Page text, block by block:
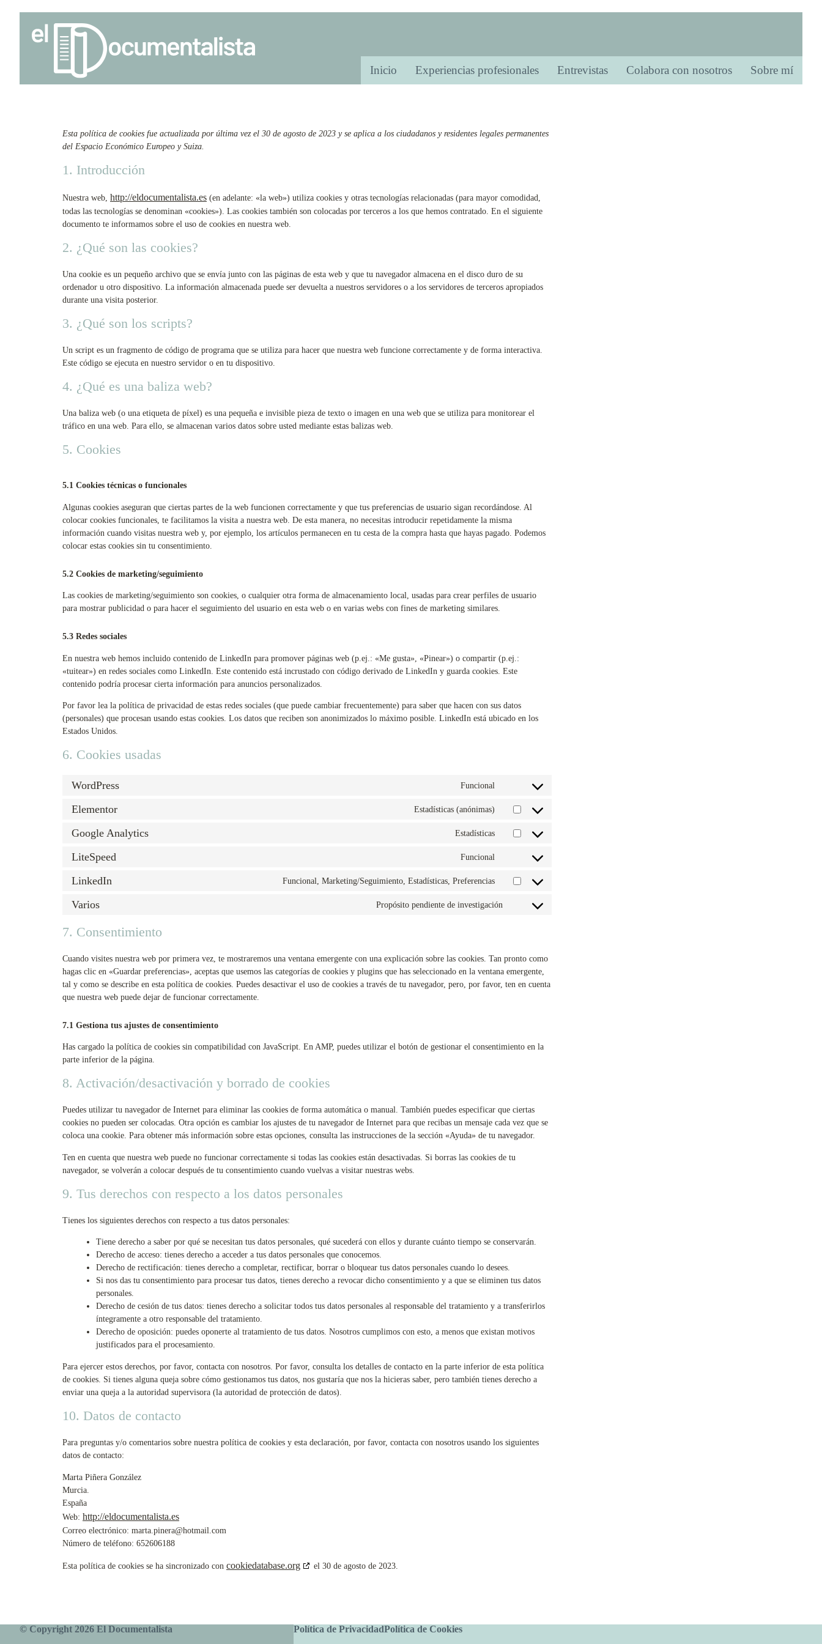
Inicio Experiencias profesionales Entrevistas Colabora con nosotros Sobre mí
Esta política de cookies fue actualizada por última vez el 30 de agosto de 2023 y se aplica a los ciudadanos y residentes legales permanentes
del Espacio Económico Europeo y Suiza.
1. Introducción
Nuestra web, http://eldocumentalista.es (en adelante: «la web») utiliza cookies y otras tecnologías relacionadas (para mayor comodidad,
todas las tecnologías se denominan «cookies»). Las cookies también son colocadas por terceros a los que hemos contratado. En el siguiente
documento te informamos sobre el uso de cookies en nuestra web.
2. ¿Qué son las cookies?
Una cookie es un pequeño archivo que se envía junto con las páginas de esta web y que tu navegador almacena en el disco duro de su
ordenador u otro dispositivo. La información almacenada puede ser devuelta a nuestros servidores o a los servidores de terceros apropiados
durante una visita posterior.
3. ¿Qué son los scripts?
Un script es un fragmento de código de programa que se utiliza para hacer que nuestra web funcione correctamente y de forma interactiva.
Este código se ejecuta en nuestro servidor o en tu dispositivo.
4. ¿Qué es una baliza web?
Una baliza web (o una etiqueta de píxel) es una pequeña e invisible pieza de texto o imagen en una web que se utiliza para monitorear el
tráfico en una web. Para ello, se almacenan varios datos sobre usted mediante estas balizas web.
5. Cookies
5.1 Cookies técnicas o funcionales
Algunas cookies aseguran que ciertas partes de la web funcionen correctamente y que tus preferencias de usuario sigan recordándose. Al
colocar cookies funcionales, te facilitamos la visita a nuestra web. De esta manera, no necesitas introducir repetidamente la misma
información cuando visitas nuestra web y, por ejemplo, los artículos permanecen en tu cesta de la compra hasta que hayas pagado. Podemos
colocar estas cookies sin tu consentimiento.
5.2 Cookies de marketing/seguimiento
Las cookies de marketing/seguimiento son cookies, o cualquier otra forma de almacenamiento local, usadas para crear perfiles de usuario
para mostrar publicidad o para hacer el seguimiento del usuario en esta web o en varias webs con fines de marketing similares.
5.3 Redes sociales
En nuestra web hemos incluido contenido de LinkedIn para promover páginas web (p.ej.: «Me gusta», «Pinear») o compartir (p.ej.:
«tuitear») en redes sociales como LinkedIn. Este contenido está incrustado con código derivado de LinkedIn y guarda cookies. Este
contenido podría procesar cierta información para anuncios personalizados.
Por favor lea la política de privacidad de estas redes sociales (que puede cambiar frecuentemente) para saber que hacen con sus datos
(personales) que procesan usando estas cookies. Los datos que reciben son anonimizados lo máximo posible. LinkedIn está ubicado en los
Estados Unidos.
6. Cookies usadas
WordPress Funcional
Elementor Estadísticas (anónimas)
Google Analytics Estadísticas
LiteSpeed Funcional
LinkedIn Funcional, Marketing/Seguimiento, Estadísticas, Preferencias
Varios Propósito pendiente de investigación
7. Consentimiento
Cuando visites nuestra web por primera vez, te mostraremos una ventana emergente con una explicación sobre las cookies. Tan pronto como
hagas clic en «Guardar preferencias», aceptas que usemos las categorías de cookies y plugins que has seleccionado en la ventana emergente,
tal y como se describe en esta política de cookies. Puedes desactivar el uso de cookies a través de tu navegador, pero, por favor, ten en cuenta
que nuestra web puede dejar de funcionar correctamente.
7.1 Gestiona tus ajustes de consentimiento
Has cargado la política de cookies sin compatibilidad con JavaScript. En AMP, puedes utilizar el botón de gestionar el consentimiento en la
parte inferior de la página.
8. Activación/desactivación y borrado de cookies
Puedes utilizar tu navegador de Internet para eliminar las cookies de forma automática o manual. También puedes especificar que ciertas
cookies no pueden ser colocadas. Otra opción es cambiar los ajustes de tu navegador de Internet para que recibas un mensaje cada vez que se
coloca una cookie. Para obtener más información sobre estas opciones, consulta las instrucciones de la sección «Ayuda» de tu navegador.
Ten en cuenta que nuestra web puede no funcionar correctamente si todas las cookies están desactivadas. Si borras las cookies de tu
navegador, se volverán a colocar después de tu consentimiento cuando vuelvas a visitar nuestras webs.
9. Tus derechos con respecto a los datos personales
Tienes los siguientes derechos con respecto a tus datos personales:
Tiene derecho a saber por qué se necesitan tus datos personales, qué sucederá con ellos y durante cuánto tiempo se conservarán.
Derecho de acceso: tienes derecho a acceder a tus datos personales que conocemos.
Derecho de rectificación: tienes derecho a completar, rectificar, borrar o bloquear tus datos personales cuando lo desees.
Si nos das tu consentimiento para procesar tus datos, tienes derecho a revocar dicho consentimiento y a que se eliminen tus datos
personales.
Derecho de cesión de tus datos: tienes derecho a solicitar todos tus datos personales al responsable del tratamiento y a transferirlos
íntegramente a otro responsable del tratamiento.
Derecho de oposición: puedes oponerte al tratamiento de tus datos. Nosotros cumplimos con esto, a menos que existan motivos
justificados para el procesamiento.
Para ejercer estos derechos, por favor, contacta con nosotros. Por favor, consulta los detalles de contacto en la parte inferior de esta política
de cookies. Si tienes alguna queja sobre cómo gestionamos tus datos, nos gustaría que nos la hicieras saber, pero también tienes derecho a
enviar una queja a la autoridad supervisora (la autoridad de protección de datos).
10. Datos de contacto
Para preguntas y/o comentarios sobre nuestra política de cookies y esta declaración, por favor, contacta con nosotros usando los siguientes
datos de contacto:
Marta Piñera González
Murcia.
España
Web: http://eldocumentalista.es
Correo electrónico: marta.pinera@hotmail.com
Número de teléfono: 652606188
Esta política de cookies se ha sincronizado con cookiedatabase.org el 30 de agosto de 2023.
© Copyright 2026 El Documentalista Política de PrivacidadPolítica de Cookies